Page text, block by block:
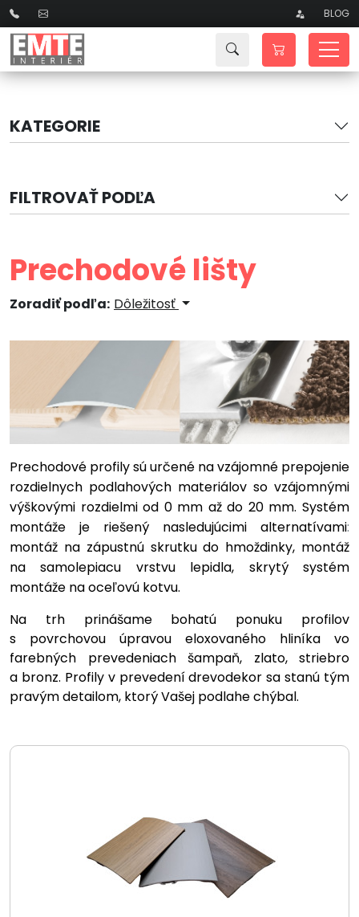
BLOG
KATEGORIE
FILTROVAŤ PODĽA
Prechodové lišty
Zoradiť podľa: Dôležitosť
Prechodové profily sú určené na vzájomné prepojenie
rozdielnych podlahových materiálov so vzájomnými
výškovými rozdielmi od 0 mm až do 20 mm. Systém
montáže je riešený nasledujúcimi alternatívami:
montáž na zápustnú skrutku do hmoždinky, montáž
na samolepiacu vrstvu lepidla, skrytý systém
montáže na oceľovú kotvu.
Na trh prinášame bohatú ponuku profilov
s povrchovou úpravou eloxovaného hliníka vo
farebných prevedeniach šampaň, zlato, striebro
a bronz. Profily v prevedení drevodekor sa stanú tým
pravým detailom, ktorý Vašej podlahe chýbal.